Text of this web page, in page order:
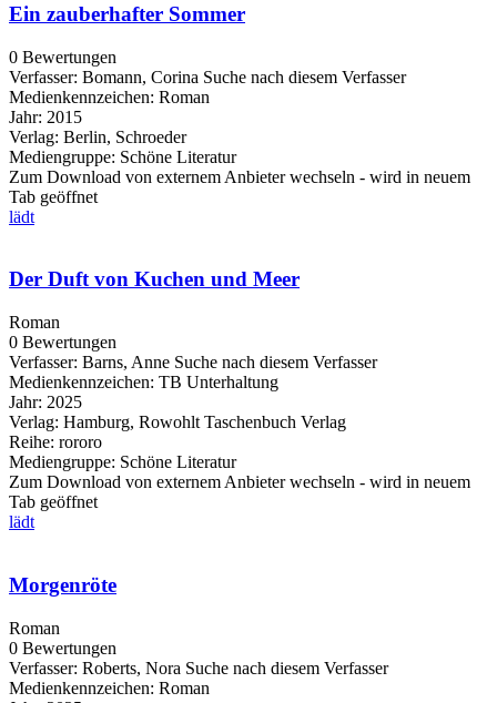
Ein zauberhafter Sommer
0 Bewertungen
Verfasser: Bomann, Corina Suche nach diesem Verfasser
Medienkennzeichen: Roman
Jahr: 2015
Verlag: Berlin, Schroeder
Mediengruppe: Schöne Literatur
Zum Download von externem Anbieter wechseln - wird in neuem
Tab geöffnet
lädt
Der Duft von Kuchen und Meer
Roman
0 Bewertungen
Verfasser: Barns, Anne Suche nach diesem Verfasser
Medienkennzeichen: TB Unterhaltung
Jahr: 2025
Verlag: Hamburg, Rowohlt Taschenbuch Verlag
Reihe: rororo
Mediengruppe: Schöne Literatur
Zum Download von externem Anbieter wechseln - wird in neuem
Tab geöffnet
lädt
Morgenröte
Roman
0 Bewertungen
Verfasser: Roberts, Nora Suche nach diesem Verfasser
Medienkennzeichen: Roman